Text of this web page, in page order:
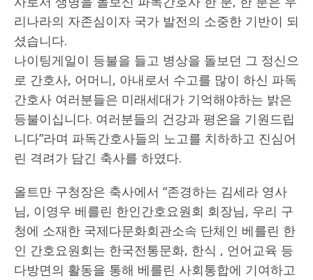
리나라의 자존심이자 국가 발전의 소중한 기반이 되
셨습니다.
나이팅게일이 등불을 들고 병상을 돌보던 그 정신으
로 간호사, 어머니, 아내로서 수고를 많이 하신 파독
간호사 여러분들은 미래세대가 기억해야하는 밝은
등불이십니다. 여러분들의 건강과 평온을 기원드립
니다”라며 파독간호사들의 노고를 치하하고 진심어
린 격려가 담긴 축사를 하였다.
올트만 구청장은 축사에서 “존경하는 김세라 영사
님, 이영우 베를린 한인간호요원회 회장님, 우리 구
청에 소재한 국제다문화회관소속 단체인 베를린 한
인 간호요원회는 한국전통문화, 한식 , 언어교육 등
다방면의 활동을 통해 베를린 사회통합에 기여하고